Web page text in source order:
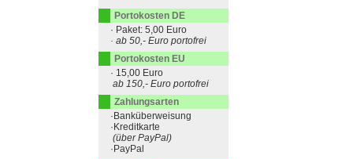
Portokosten DE
· Paket: 5,00 Euro
· ab 50,- Euro portofrei
Portokosten EU
· 15,00 Euro
ab 150,- Euro portofrei
Zahlungsarten
·Banküberweisung
·Kreditkarte
(über PayPal)
·PayPal